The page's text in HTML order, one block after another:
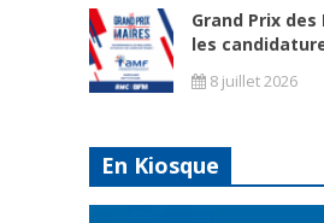
Grand Prix des
les
8 juillet 2026
En Kiosque